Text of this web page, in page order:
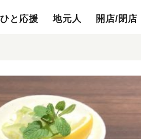
と応援 地元人 開店/閉店